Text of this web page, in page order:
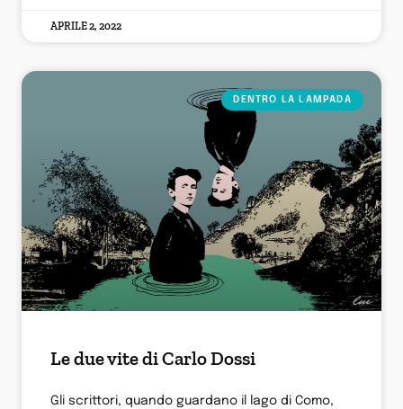
APRILE 2, 2022
DENTRO LA LAMPADA
Le due vite di Carlo Dossi
Gli scrittori, quando guardano il lago di Como,